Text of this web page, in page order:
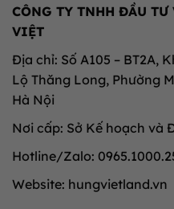
CÔNG TY TNHH ĐẦU
VIỆT
Địa chỉ: Số A105 – BT2A,
Lộ Thăng Long, Phường
Hà Nội
Nơi cấp: Sở Kế hoạch và
Hotline/Zalo:
Website: hungvietland.vn